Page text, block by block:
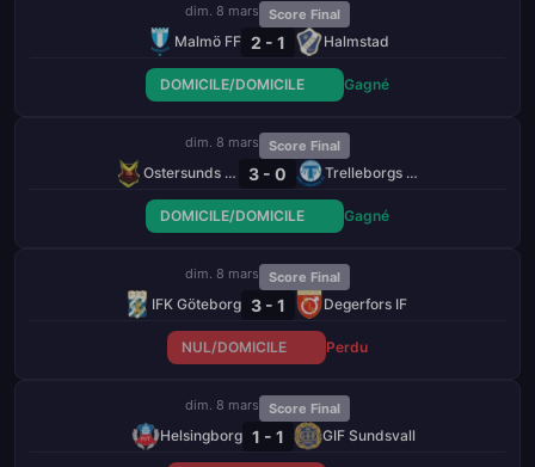
dim. 8 mars Score Final
Malmö FF 2 - 1 Halmstad
DOMICILE/DOMICILE Gagné
dim. 8 mars Score Final
Ostersunds FK 3 - 0 Trelleborgs FF
DOMICILE/DOMICILE Gagné
dim. 8 mars Score Final
IFK Göteborg 3 - 1 Degerfors IF
NUL/DOMICILE Perdu
dim. 8 mars Score Final
Helsingborg 1 - 1 GIF Sundsvall